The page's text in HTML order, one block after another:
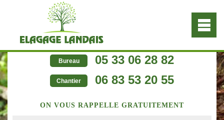
Bureau 05 33 06 28 82
Chantier 06 83 53 20 55
ON VOUS RAPPELLE GRATUITEMENT